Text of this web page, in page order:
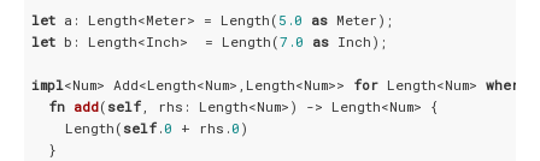
let a: Length<Meter> = Length( 5.0 as
let b: Length<Inch>  = Length(7.0 as Inch);
impl<Num> Add<Length<Num>,Length<Num>> for Length<Num> where
fn add( self, rhs: Length<Num>) -> Length<Num> {
    Length(
self. 0 + rhs. 0 )
  }